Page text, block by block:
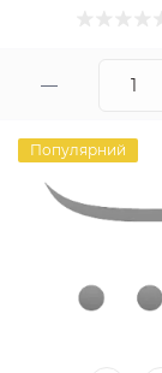
Популярний